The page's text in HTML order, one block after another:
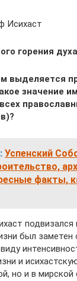
Исихаст
горения духа
выделяется
значение
Успенский
факты,
подвизался
был заметен
и
но и в мирской